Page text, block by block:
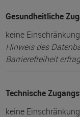
Gesundheitliche
keine
Hinweis des
Barrierefreiheit
Technische
keine